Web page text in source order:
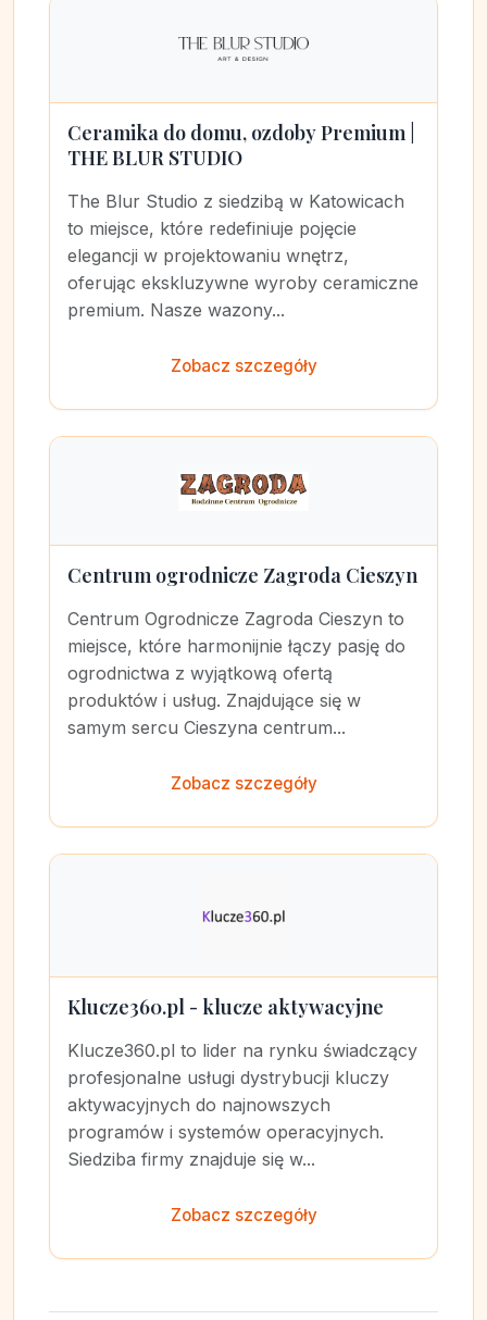
Ceramika do domu, ozdoby Premium |
THE BLUR STUDIO
The Blur Studio z siedzibą w Katowicach
to miejsce, które redefiniuje pojęcie
elegancji w projektowaniu wnętrz,
oferując ekskluzywne wyroby ceramiczne
premium. Nasze wazony...
Zobacz szczegóły
Centrum ogrodnicze Zagroda Cieszyn
Centrum Ogrodnicze Zagroda Cieszyn to
miejsce, które harmonijnie łączy pasję do
ogrodnictwa z wyjątkową ofertą
produktów i usług. Znajdujące się w
samym sercu Cieszyna centrum...
Zobacz szczegóły
Klucze360.pl - klucze aktywacyjne
Klucze360.pl to lider na rynku świadczący
profesjonalne usługi dystrybucji kluczy
aktywacyjnych do najnowszych
programów i systemów operacyjnych.
Siedziba firmy znajduje się w...
Zobacz szczegóły